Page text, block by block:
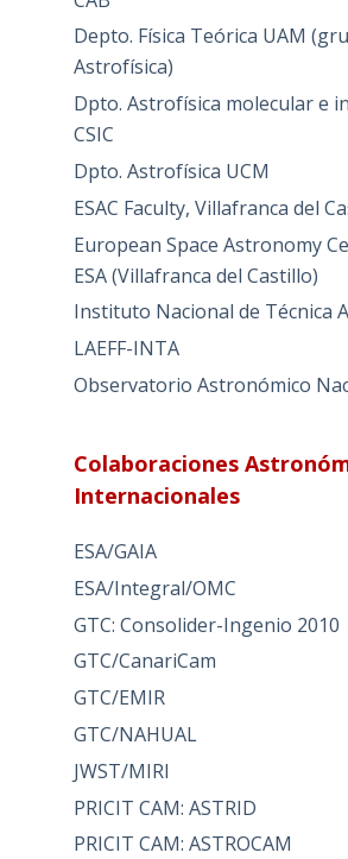
Depto. Física Teórica UAM
Astrofísica)
Dpto. Astrofísica molecular e
CSIC
Dpto. Astrofísica UCM
ESAC Faculty, Villafranca del
European Space Astronomy
ESA (Villafranca del Castillo)
Instituto Nacional de Técnica
LAEFF-INTA
Observatorio Astronómico
Colaboraciones
Internacionales
ESA/GAIA
ESA/Integral/OMC
GTC: Consolider-Ingenio 2010
GTC/CanariCam
GTC/EMIR
GTC/NAHUAL
JWST/MIRI
PRICIT CAM: ASTRID
PRICIT CAM: ASTROCAM